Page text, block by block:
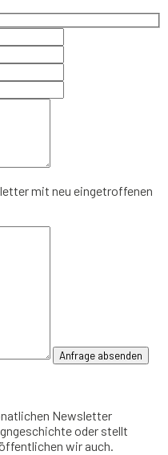
mit neu eingetroffenen
Newsletter
oder stellt
wir auch.